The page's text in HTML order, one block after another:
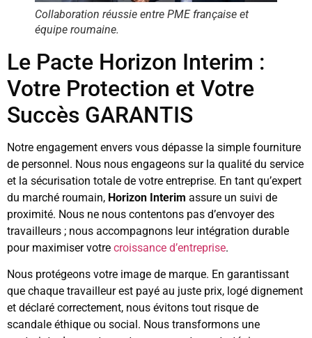
Collaboration réussie entre PME française et
équipe roumaine.
Le Pacte Horizon Interim :
Votre Protection et Votre
Succès GARANTIS
Notre engagement envers vous dépasse la simple fourniture
de personnel. Nous nous engageons sur la qualité du service
et la sécurisation totale de votre entreprise. En tant qu’expert
du marché roumain, Horizon Interim assure un suivi de
proximité. Nous ne nous contentons pas d’envoyer des
travailleurs ; nous accompagnons leur intégration durable
pour maximiser votre croissance d’entreprise.
Nous protégeons votre image de marque. En garantissant
que chaque travailleur est payé au juste prix, logé dignement
et déclaré correctement, nous évitons tout risque de
scandale éthique ou social. Nous transformons une